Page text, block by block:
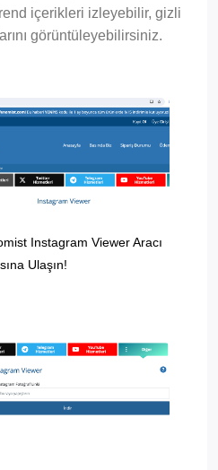
içerikleri izleyebilir, gizli
görüntüleyebilirsiniz.
Instagram Viewer Aracı
Ulaşın!